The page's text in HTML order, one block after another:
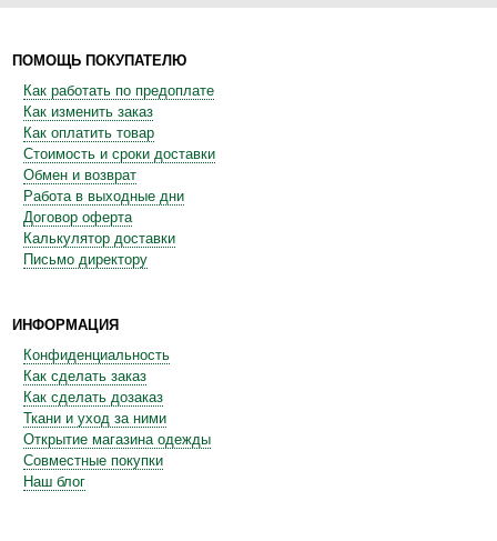
ПОМОЩЬ ПОКУПАТЕЛЮ
Как работать по предоплате
Как изменить заказ
Как оплатить товар
Стоимость и сроки доставки
Обмен и возврат
Работа в выходные дни
Договор оферта
Калькулятор доставки
Письмо директору
ИНФОРМАЦИЯ
Конфиденциальность
Как сделать заказ
Как сделать дозаказ
Ткани и уход за ними
Открытие магазина одежды
Совместные покупки
Наш блог